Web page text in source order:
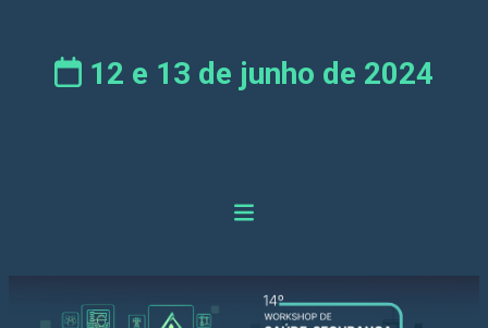
12 e 13 de junho de 2024